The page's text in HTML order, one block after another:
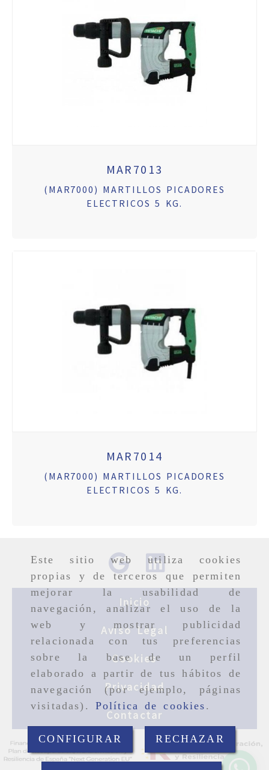
Este sitio web utiliza cookies
propias y de terceros que permiten
mejorar la usabilidad de
navegación, analizar el uso de la
web y mostrar publicidad
relacionada con tus preferencias
sobre la base de un perfil
elaborado a partir de tus hábitos de
navegación (por ejemplo, páginas
visitadas). Política de cookies .
CONFIGURAR RECHAZAR
MAR7013
(MAR7000) MARTILLOS PICADORES
ELECTRICOS 5 KG.
MAR7014
(MAR7000) MARTILLOS PICADORES
ELECTRICOS 5 KG.
Inicio
Aviso Legal
Cookies
Privacidad
Contactar